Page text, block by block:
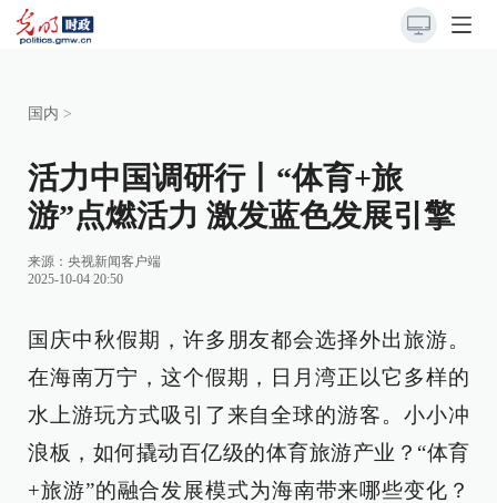
国内 >
活力中国调研行丨“体育+旅
游”点燃活力 激发蓝色发展引擎
来源： 央视新闻客户端
2025-10-04 20:50
国庆中秋假期，许多朋友都会选择外出旅游。
在海南万宁，这个假期，日月湾正以它多样的
水上游玩方式吸引了来自全球的游客。小小冲
浪板，如何撬动百亿级的体育旅游产业？“体育
+旅游”的融合发展模式为海南带来哪些变化？